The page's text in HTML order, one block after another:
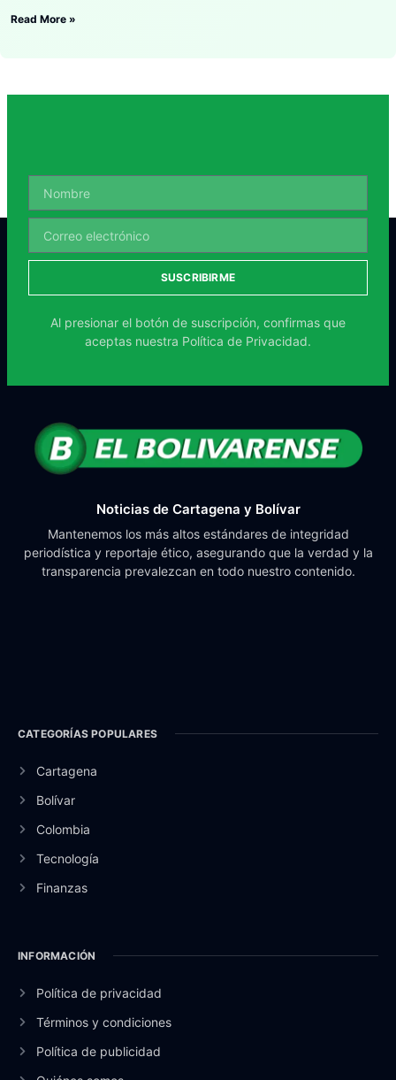
Read More »
SUSCRIBIRME
Al presionar el botón de suscripción, confirmas que
aceptas nuestra Política de Privacidad.
Noticias de Cartagena y Bolívar
Mantenemos los más altos estándares de integridad
periodística y reportaje ético, asegurando que la verdad y la
transparencia prevalezcan en todo nuestro contenido.
CATEGORÍAS POPULARES
Cartagena
Bolívar
Colombia
Tecnología
Finanzas
INFORMACIÓN
Política de privacidad
Términos y condiciones
Política de publicidad